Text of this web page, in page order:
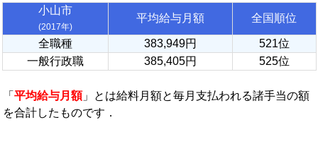
小山市
(2017年)
平均給与月額 全国順位
全職種 383,949円
521位
一般行政職
385,405円 525位
「 平均給与月額」とは給料月額と毎月支払われる諸手当の額
を合計したものです．